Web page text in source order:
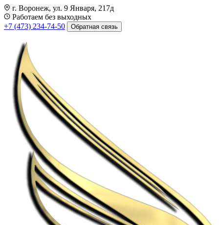
г. Воронеж, ул. 9 Января, 217д
Работаем без выходных
+7 (473) 234-74-50
Обратная связь